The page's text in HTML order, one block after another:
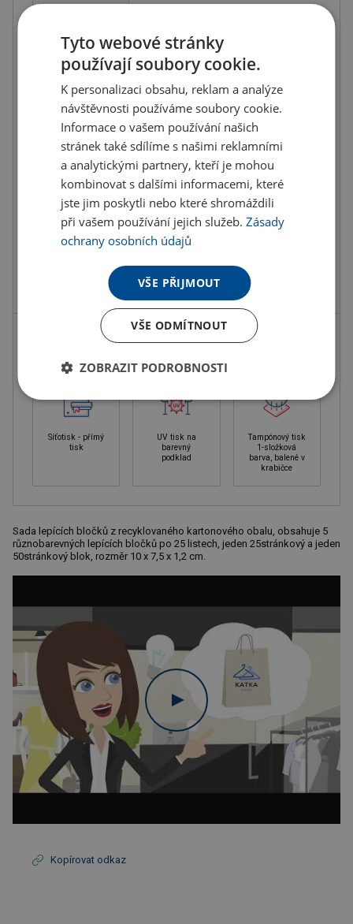
U partnera 41611 ks můžete mít 12.8. až 18.8.
Objednat s potiskem
Doručení Možnosti doručení »
Osobní odběr
Přidat do oblíbených
Možnosti potisku
Síťotisk - přímý
tisk
UV tisk na
barevný
podklad
Tampónový tisk
1-složková
barva, balené v
krabičce
Sada lepících bločků z recyklovaného kartonového obalu, obsahuje 5
různobarevných lepících bločků po 25 listech, jeden 25stránkový a jeden
50stránkový blok, rozměr 10 x 7,5 x 1,2 cm.
Kopírovat odkaz
Tyto webové stránky
používají soubory cookie.
K personalizaci obsahu, reklam a analýze
návštěvnosti používáme soubory cookie.
Informace o vašem používání našich
stránek také sdílíme s našimi reklamními
a analytickými partnery, kteří je mohou
kombinovat s dalšími informacemi, které
jste jim poskytli nebo které shromáždili
při vašem používání jejich služeb.Zásady
ochrany osobních údajů
VŠE PŘIJMOUT
VŠE ODMÍTNOUT
ZOBRAZIT PODROBNOSTI